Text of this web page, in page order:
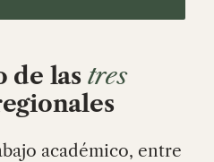
de las tres
académico, entre